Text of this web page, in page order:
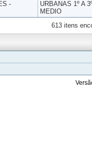
-
URBANAS 1º A
MEDIO
613 itens